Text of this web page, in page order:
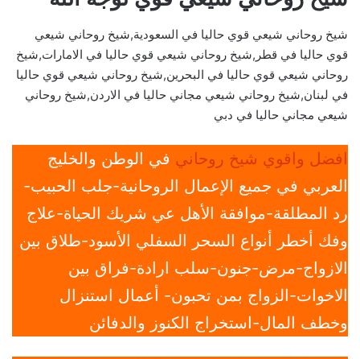
شيخ روحاني شيعي قوي حاليا في السعودية,شيخ روحاني شيعي
قوي حاليا في قطر,شيخ روحاني شيعي قوي حاليا في الامارات,شيخ
روحاني شيعي قوي حاليا في البحرين,شيخ روحاني شيعي قوي حاليا
في لبنان,شيخ روحاني شيعي مجاني حاليا في الاردن,شيخ روحاني
شيعي مجاني حاليا في دبي
افضل واقوي شيخ روحاني في الوطن والخليج
العربي في جميع الإعمال الروحانية-جلب الحبيب-
رد المطلقة-موافقة الأهل عي شريك الحياة-علاج
وفك أخطر أنواع السحر السفلي الأسود-طلاق بين
الازواج-مرض-جنون-سلب ارادة-فراق بين
الاخوات-الزواج بمن تحبون- أعمال استنزال
وخطف المال-استخراج الكنوز والدفائن